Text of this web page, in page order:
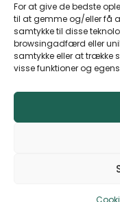
For at give de bedste
til at gemme og/eller få
samtykke til disse
browsingadfærd eller
samtykke eller at trække
visse funktioner og